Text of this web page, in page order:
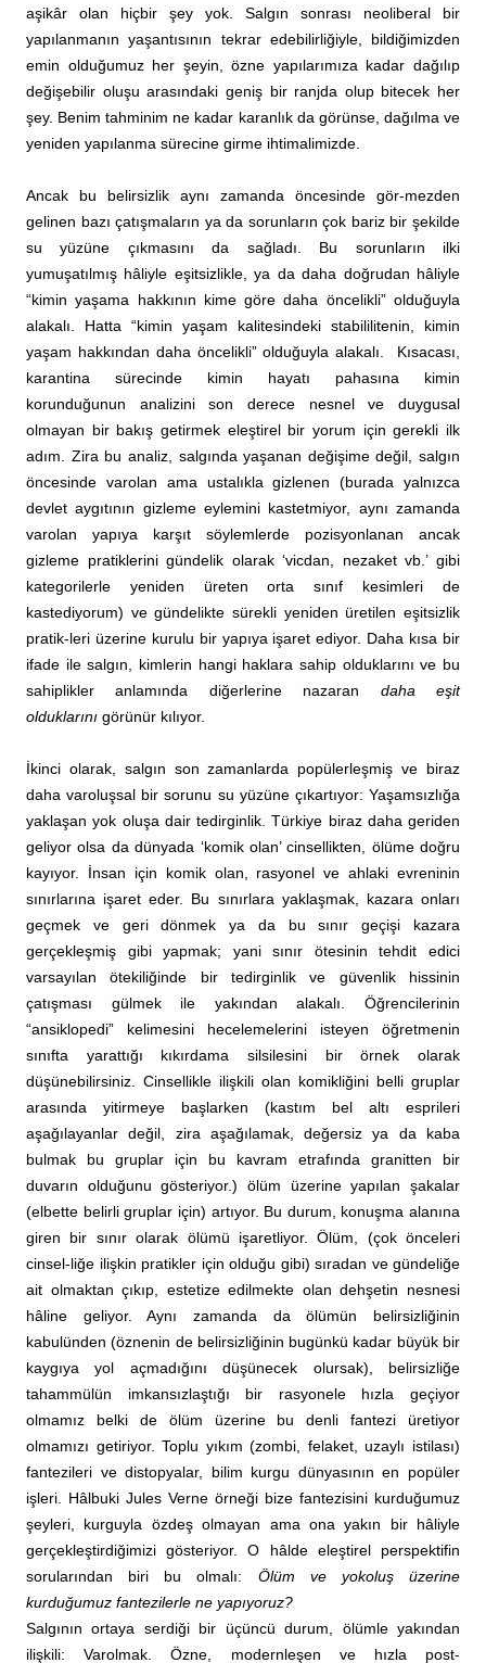
aşikâr olan hiçbir şey yok. Salgın sonrası neoliberal bir
yapılanmanın yaşantısının tekrar edebilirliğiyle, bildiğimizden
emin olduğumuz her şeyin, özne yapılarımıza kadar dağılıp
değişebilir oluşu arasındaki geniş bir ranjda olup bitecek her
şey. Benim tahminim ne kadar karanlık da görünse, dağılma ve
yeniden yapılanma sürecine girme ihtimalimizde.
Ancak bu belirsizlik aynı zamanda öncesinde gör-mezden
gelinen bazı çatışmaların ya da sorunların çok bariz bir şekilde
su yüzüne çıkmasını da sağladı. Bu sorunların ilki
yumuşatılmış hâliyle eşitsizlikle, ya da daha doğrudan hâliyle
“kimin yaşama hakkının kime göre daha öncelikli” olduğuyla
alakalı. Hatta “kimin yaşam kalitesindeki stabililitenin, kimin
yaşam hakkından daha öncelikli” olduğuyla alakalı. Kısacası,
karantina sürecinde kimin hayatı pahasına kimin
korunduğunun analizini son derece nesnel ve duygusal
olmayan bir bakış getirmek eleştirel bir yorum için gerekli ilk
adım. Zira bu analiz, salgında yaşanan değişime değil, salgın
öncesinde varolan ama ustalıkla gizlenen (burada yalnızca
devlet aygıtının gizleme eylemini kastetmiyor, aynı zamanda
varolan yapıya karşıt söylemlerde pozisyonlanan ancak
gizleme pratiklerini gündelik olarak ‘vicdan, nezaket vb.’ gibi
kategorilerle yeniden üreten orta sınıf kesimleri de
kastediyorum) ve gündelikte sürekli yeniden üretilen eşitsizlik
pratik-leri üzerine kurulu bir yapıya işaret ediyor. Daha kısa bir
ifade ile salgın, kimlerin hangi haklara sahip olduklarını ve bu
sahiplikler anlamında diğerlerine nazaran daha eşit
olduklarını görünür kılıyor.
İkinci olarak, salgın son zamanlarda popülerleşmiş ve biraz
daha varoluşsal bir sorunu su yüzüne çıkartıyor: Yaşamsızlığa
yaklaşan yok oluşa dair tedirginlik. Türkiye biraz daha geriden
geliyor olsa da dünyada ‘komik olan’ cinsellikten, ölüme doğru
kayıyor. İnsan için komik olan, rasyonel ve ahlaki evreninin
sınırlarına işaret eder. Bu sınırlara yaklaşmak, kazara onları
geçmek ve geri dönmek ya da bu sınır geçişi kazara
gerçekleşmiş gibi yapmak; yani sınır ötesinin tehdit edici
varsayılan ötekiliğinde bir tedirginlik ve güvenlik hissinin
çatışması gülmek ile yakından alakalı. Öğrencilerinin
“ansiklopedi” kelimesini hecelemelerini isteyen öğretmenin
sınıfta yarattığı kıkırdama silsilesini bir örnek olarak
düşünebilirsiniz. Cinsellikle ilişkili olan komikliğini belli gruplar
arasında yitirmeye başlarken (kastım bel altı esprileri
aşağılayanlar değil, zira aşağılamak, değersiz ya da kaba
bulmak bu gruplar için bu kavram etrafında granitten bir
duvarın olduğunu gösteriyor.) ölüm üzerine yapılan şakalar
(elbette belirli gruplar için) artıyor. Bu durum, konuşma alanına
giren bir sınır olarak ölümü işaretliyor. Ölüm, (çok önceleri
cinsel-liğe ilişkin pratikler için olduğu gibi) sıradan ve gündeliğe
ait olmaktan çıkıp, estetize edilmekte olan dehşetin nesnesi
hâline geliyor. Aynı zamanda da ölümün belirsizliğinin
kabulünden (öznenin de belirsizliğinin bugünkü kadar büyük bir
kaygıya yol açmadığını düşünecek olursak), belirsizliğe
tahammülün imkansızlaştığı bir rasyonele hızla geçiyor
olmamız belki de ölüm üzerine bu denli fantezi üretiyor
olmamızı getiriyor. Toplu yıkım (zombi, felaket, uzaylı istilası)
fantezileri ve distopyalar, bilim kurgu dünyasının en popüler
işleri. Hâlbuki Jules Verne örneği bize fantezisini kurduğumuz
şeyleri, kurguyla özdeş olmayan ama ona yakın bir hâliyle
gerçekleştirdiğimizi gösteriyor. O hâlde eleştirel perspektifin
sorularından biri bu olmalı: Ölüm ve yokoluş üzerine
kurduğumuz fantezilerle ne yapıyoruz?
Salgının ortaya serdiği bir üçüncü durum, ölümle yakından
ilişkili: Varolmak. Özne, modernleşen ve hızla post-